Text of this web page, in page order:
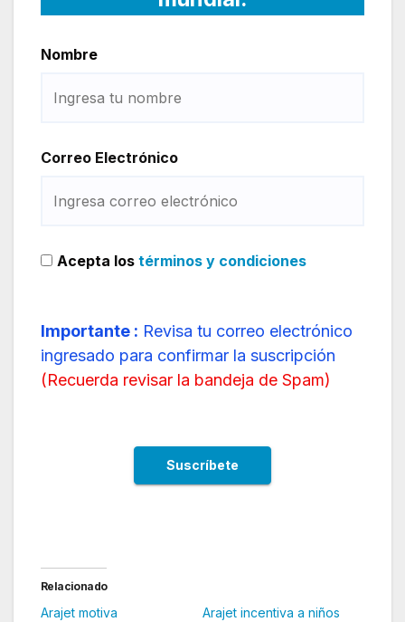
Nombre
Correo Electrónico
Acepta los términos y condiciones
Importante : Revisa tu correo electrónico
ingresado para confirmar la suscripción
(Recuerda revisar la bandeja de Spam)
Relacionado
Arajet motiva
Arajet incentiva a niños